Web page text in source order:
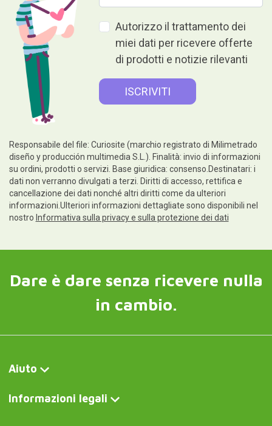
Autorizzo il trattamento dei
miei dati per ricevere offerte
di prodotti e notizie rilevanti
Responsabile del file: Curiosite (marchio registrato di Milimetrado
diseño y producción multimedia S.L.). Finalità: invio di informazioni
su ordini, prodotti o servizi. Base giuridica: consenso.Destinatari: i
dati non verranno divulgati a terzi. Diritti di accesso, rettifica e
cancellazione dei dati nonché altri diritti come da ulteriori
informazioni.Ulteriori informazioni dettagliate sono disponibili nel
nostro Informativa sulla privacy e sulla protezione dei dati
Dare è dare senza ricevere nulla
in cambio.
Aiuto
Informazioni legali